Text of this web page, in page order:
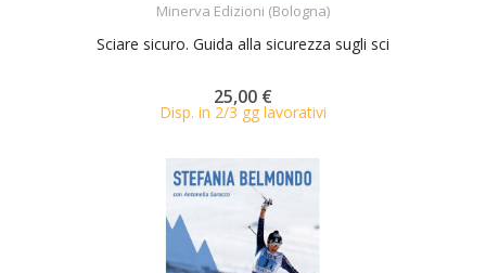
Minerva Edizioni (Bologna)
Sciare sicuro. Guida alla sicurezza sugli sci
25,00 €
Disp. in 2/3 gg lavorativi